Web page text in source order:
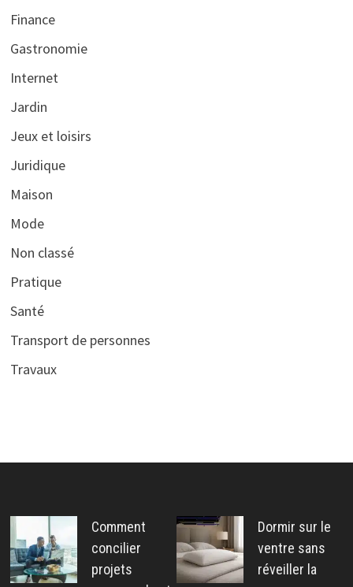
Finance
Gastronomie
Internet
Jardin
Jeux et loisirs
Juridique
Maison
Mode
Non classé
Pratique
Santé
Transport de personnes
Travaux
Comment
concilier
projets
Dormir sur le
ventre sans
réveiller la